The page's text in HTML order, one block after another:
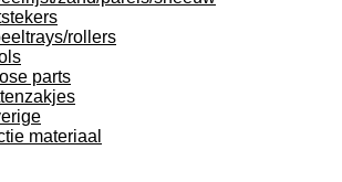
rollers
parts
materiaal